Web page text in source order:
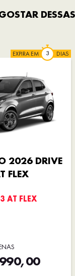
DESSAS
EXPIRA EM DIAS
2026 DRIVE
FLEX
AT FLEX